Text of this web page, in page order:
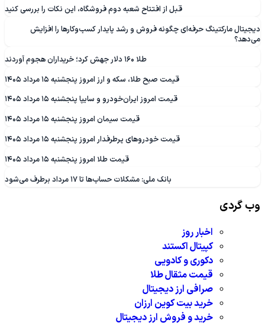
قبل از افتتاح شعبه دوم فروشگاه، این نکات را بررسی کنید
دیجیتال مارکتینگ حرفه‌ای چگونه فروش و رشد پایدار کسب‌وکارها را افزایش
می‌دهد؟
طلا ۱۶۰ دلار جهش کرد؛ خریداران هجوم آوردند
قیمت صبح طلا، سکه و ارز امروز پنجشنبه ۱۵ مرداد ۱۴۰۵
قیمت امروز ایران‌خودرو و سایپا پنجشنبه ۱۵ مرداد ۱۴۰۵
قیمت سیمان امروز پنجشنبه ۱۵ مرداد ۱۴۰۵
قیمت خودروهای پرطرفدار امروز پنجشنبه ۱۵ مرداد ۱۴۰۵
قیمت طلا امروز پنجشنبه ۱۵ مرداد ۱۴۰۵
بانک ملی: مشکلات حساب‌ها تا ۱۷ مرداد برطرف می‌شود
وب گردی
اخبار روز
کپیتال اکستند
دکوری و کادویی
قیمت مثقال طلا
صرافی ارز دیجیتال
خرید بیت کوین ارزان
خرید و فروش ارز دیجیتال